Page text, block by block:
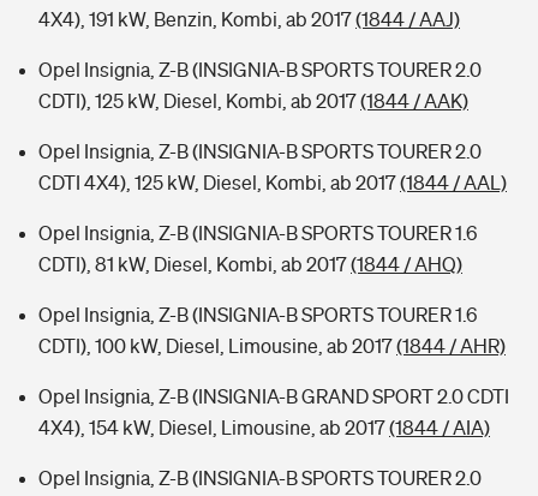
4X4), 191 kW, Benzin, Kombi, ab 2017(1844 / AAJ)
Opel Insignia, Z-B (INSIGNIA-B SPORTS TOURER 2.0
CDTI), 125 kW, Diesel, Kombi, ab 2017(1844 / AAK)
Opel Insignia, Z-B (INSIGNIA-B SPORTS TOURER 2.0
CDTI 4X4), 125 kW, Diesel, Kombi, ab 2017(1844 / AAL)
Opel Insignia, Z-B (INSIGNIA-B SPORTS TOURER 1.6
CDTI), 81 kW, Diesel, Kombi, ab 2017(1844 / AHQ)
Opel Insignia, Z-B (INSIGNIA-B SPORTS TOURER 1.6
CDTI), 100 kW, Diesel, Limousine, ab 2017(1844 / AHR)
Opel Insignia, Z-B (INSIGNIA-B GRAND SPORT 2.0 CDTI
4X4), 154 kW, Diesel, Limousine, ab 2017(1844 / AIA)
Opel Insignia, Z-B (INSIGNIA-B SPORTS TOURER 2.0